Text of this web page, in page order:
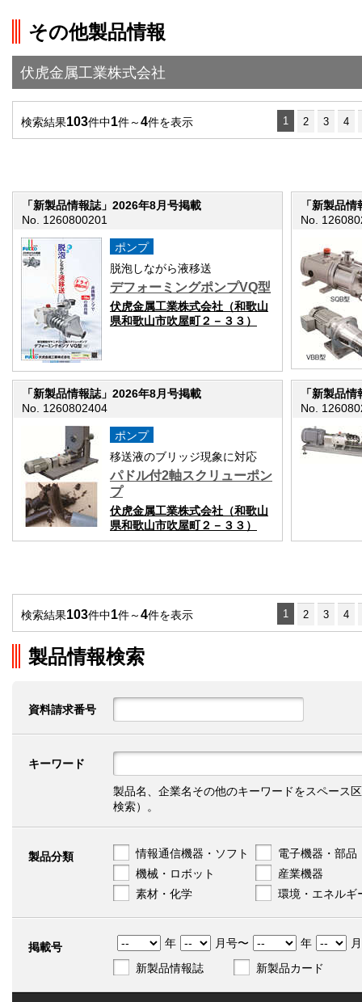
その他製品情報
伏虎金属工業株式会社
検索結果103件中1件～4件を表示 1 2 3 4
「新製品情報誌」2026年8月号掲載
No. 1260800201
ポンプ
脱泡しながら液移送
デフォーミングポンプVQ型
伏虎金属工業株式会社（和歌山
県和歌山市吹屋町２－３３）
「新製品
No.
「新製品情報誌」2026年8月号掲載
No. 1260802404
ポンプ
移送液のブリッジ現象に対応
パドル付2軸スクリューポン
プ
伏虎金属工業株式会社（和歌山
県和歌山市吹屋町２－３３）
「新製品
No.
検索結果103件中1件～4件を表示 1 2 3 4
製品情報検索
資料請求番号
キーワード
製品名、企業名その他のキーワードをスペース
検索）。
製品分類 情報通信機器・ソフト
電子機器・部品
機械・ロボット
産業機器
素材・化学
環境・エネルギ
掲載号 年 月号〜 年
新製品情報誌
新製品カード